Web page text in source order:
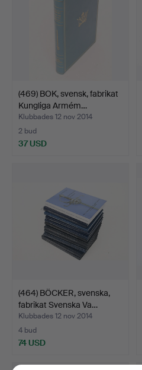
(469) BOK, svensk, fabrikat
Kungliga Armém…
Klubbades 12 nov 2014
2 bud
37 USD
(464) BÖCKER, svenska,
fabrikat Svenska Va…
Klubbades 12 nov 2014
4 bud
74 USD